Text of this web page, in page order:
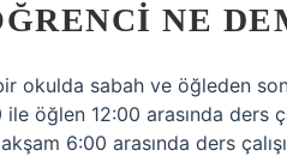
NE
okulda sabah ve öğleden
öğlen 12:00 arasında ders
6:00 arasında ders